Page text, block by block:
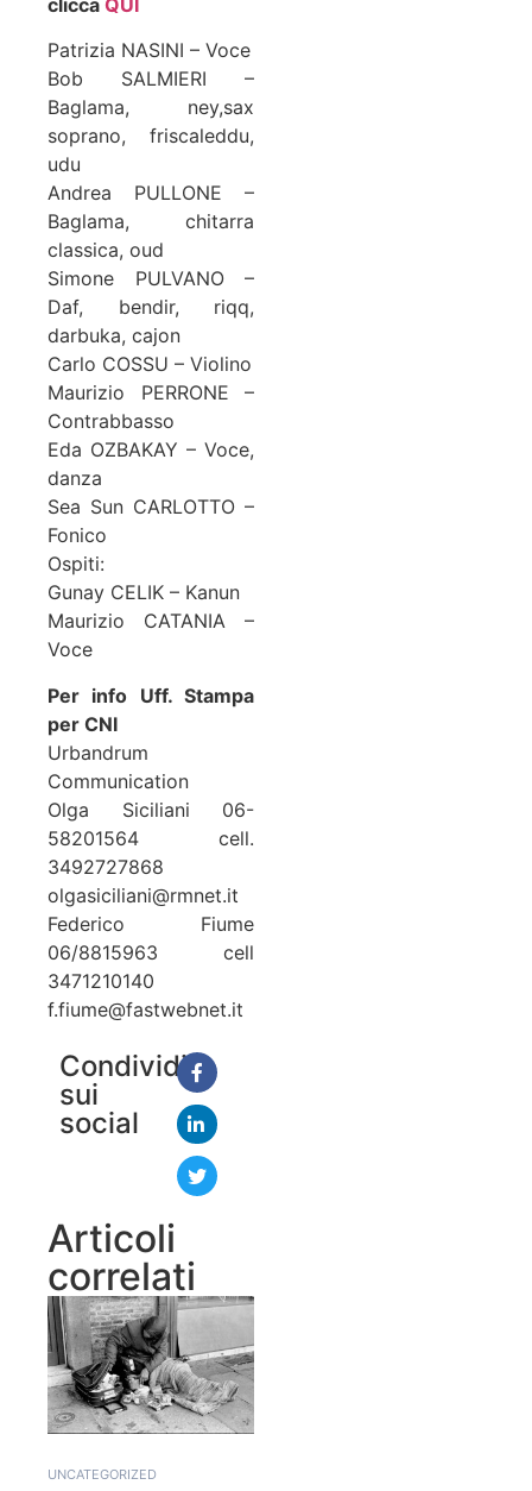
Patrizia NASINI – Voce
Bob SALMIERI –
Baglama, ney,sax
soprano, friscaleddu,
udu
Andrea PULLONE –
Baglama, chitarra
classica, oud
Simone PULVANO –
Daf, bendir, riqq,
darbuka, cajon
Carlo COSSU – Violino
Maurizio PERRONE –
Contrabbasso
Eda OZBAKAY – Voce,
danza
Sea Sun CARLOTTO –
Fonico
Ospiti:
Gunay CELIK – Kanun
Maurizio CATANIA –
Voce
Per info Uff. Stampa
per CNI
Urbandrum
Communication
Olga Siciliani 06-
58201564 cell.
3492727868
olgasiciliani@rmnet.it
Federico Fiume
06/8815963 cell
3471210140
f.fiume@fastwebnet.it
Condividi
sui
social
Articoli
correlati
UNCATEGORIZED